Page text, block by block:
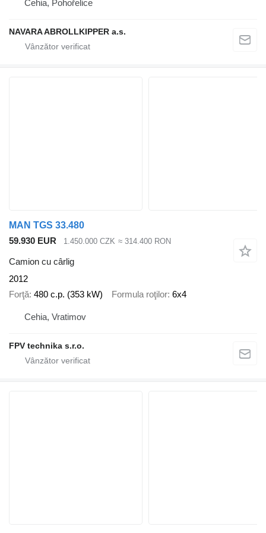
Cehia, Pohořelice
NAVARA ABROLLKIPPER a.s.
MAN TGS 33.480
59.930 EUR
1.450.000 CZK ≈ 314.400 RON
Camion cu cârlig
2012
Forţă 480 c.p. (353 kW) Formula roţilor 6x4
Cehia, Vratimov
FPV technika s.r.o.